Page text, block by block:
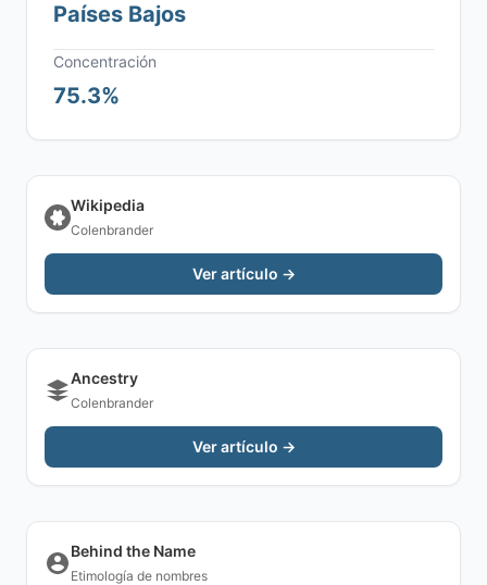
Países Bajos
Concentración
75.3%
Wikipedia
Colenbrander
Ver artículo →
Ancestry
Colenbrander
Ver artículo →
Behind the Name
Etimología de nombres